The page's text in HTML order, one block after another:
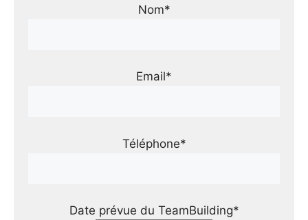
Nom*
Email*
Téléphone*
Date prévue du TeamBuilding*